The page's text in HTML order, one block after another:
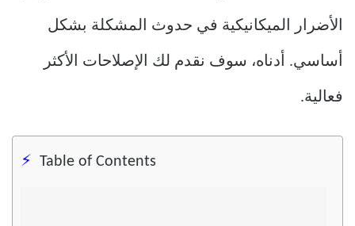
الأضرار الميكانيكية في حدوث المشكلة بشكل
أساسي. أدناه، سوف نقدم لك الإصلاحات الأكثر
فعالية.
Table of Contents